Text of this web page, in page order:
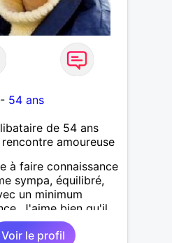
- 54 ans
de 54 ans
amoureuse
à faire connaissance
sympa, équilibré,
un minimum
J'aime bien qu'il
Voir le profil